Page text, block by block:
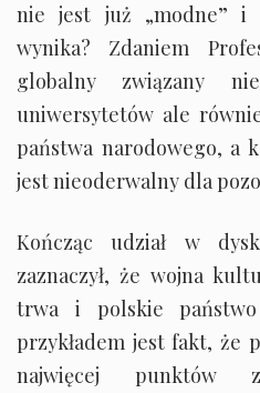
nie jest już „modne” i
wynika? Zdaniem
globalny związany
uniwersytetów ale
państwa narodowego, a
jest nieoderwalny dla
Kończąc udział w
zaznaczył, że wojna
trwa i polskie
przykładem jest fakt, że
najwięcej punktów